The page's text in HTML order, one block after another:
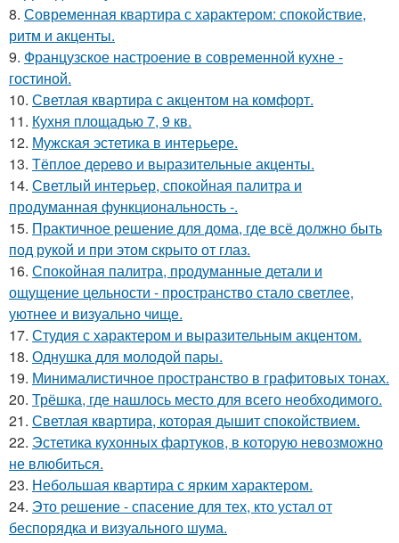
8. Современная квартира с характером: спокойствие,
ритм и акценты.
9. Французское настроение в современной кухне -
гостиной.
10. Светлая квартира с акцентом на комфорт.
11. Кухня площадью 7, 9 кв.
12. Мужская эстетика в интерьере.
13. Тёплое дерево и выразительные акценты.
14. Светлый интерьер, спокойная палитра и
продуманная функциональность -.
15. Практичное решение для дома, где всё должно быть
под рукой и при этом скрыто от глаз.
16. Спокойная палитра, продуманные детали и
ощущение цельности - пространство стало светлее,
уютнее и визуально чище.
17. Студия с характером и выразительным акцентом.
18. Однушка для молодой пары.
19. Минималистичное пространство в графитовых тонах.
20. Трёшка, где нашлось место для всего необходимого.
21. Светлая квартира, которая дышит спокойствием.
22. Эстетика кухонных фартуков, в которую невозможно
не влюбиться.
23. Небольшая квартира с ярким характером.
24. Это решение - спасение для тех, кто устал от
беспорядка и визуального шума.